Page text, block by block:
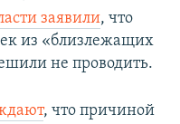
заявили, что
из «близлежащих
не проводить.
, что причиной